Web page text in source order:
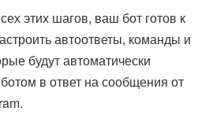
этих шагов, ваш бот готов к
автоответы, команды и
будут автоматически
в ответ на сообщения от